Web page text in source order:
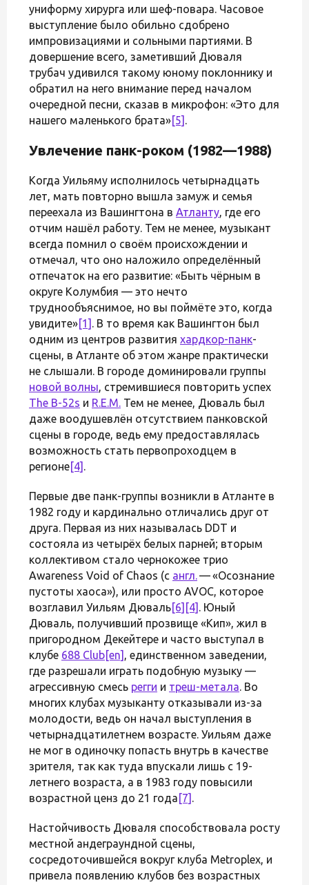
униформу хирурга или шеф-повара. Часовое
выступление было обильно сдобрено
импровизациями и сольными партиями. В
довершение всего, заметивший Дюваля
трубач удивился такому юному поклоннику и
обратил на него внимание перед началом
очередной песни, сказав в микрофон: «Это для
нашего маленького брата»[5] .
Увлечение панк-роком (1982—1988)
Когда Уильяму исполнилось четырнадцать
лет, мать повторно вышла замуж и семья
переехала из Вашингтона в Атланту, где его
отчим нашёл работу. Тем не менее, музыкант
всегда помнил о своём происхождении и
отмечал, что оно наложило определённый
отпечаток на его развитие: «Быть чёрным в
округе Колумбия — это нечто
труднообъяснимое, но вы поймёте это, когда
увидите»[1] . В то время как Вашингтон был
одним из центров развития хардкор-панк-
сцены, в Атланте об этом жанре практически
не слышали. В городе доминировали группы
новой волны, стремившиеся повторить успех
The B-52s и R.E.M. Тем не менее, Дюваль был
даже воодушевлён отсутствием панковской
сцены в городе, ведь ему предоставлялась
возможность стать первопроходцем в
регионе[4] .
Первые две панк-группы возникли в Атланте в
1982 году и кардинально отличались друг от
друга. Первая из них называлась DDT и
состояла из четырёх белых парней; вторым
коллективом стало чернокожее трио
Awareness Void of Chaos (с англ.— «Осознание
пустоты хаоса»), или просто AVOC, которое
возглавил Уильям Дюваль[6] [4] . Юный
Дюваль, получивший прозвище «Кип», жил в
пригородном Декейтере и часто выступал в
клубе 688 Club[en] , единственном заведении,
где разрешали играть подобную музыку —
агрессивную смесь регги и треш-метала. Во
многих клубах музыканту отказывали из-за
молодости, ведь он начал выступления в
четырнадцатилетнем возрасте. Уильям даже
не мог в одиночку попасть внутрь в качестве
зрителя, так как туда впускали лишь с 19-
летнего возраста, а в 1983 году повысили
возрастной ценз до 21 года [7] .
Настойчивость Дюваля способствовала росту
местной андеграундной сцены,
сосредоточившейся вокруг клуба Metroplex, и
привела появлению клубов без возрастных